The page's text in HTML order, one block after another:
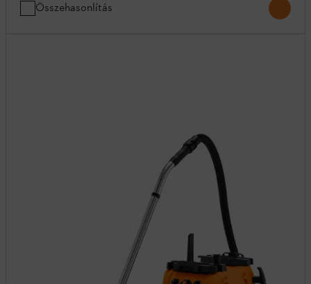
Összehasonlítás